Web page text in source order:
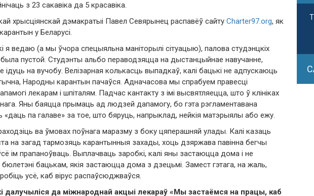
з 23 сакавіка да 5 красавіка.
хрысціянскай дэмакратыі Павел Севярынец распавёў сайту Charter97.org, як
у Беларусі.
я ведаю (а мы ўчора спецыяльна маніторылі сітуацыю), палова студэнцкіх
пустой. Студэнты альбо пераводзяцца на дыстанцыйнае навучанне,
ідуць на вучобу. Велізарная колькасць выпадкаў, калі бацькі не адпускаюць
Народны карантын пачаўся. Адначасова мы спрабуем правесці
лекарам і шпіталям. Падчас кантакту з імі высвятляецца, што ў клініках
Яны баяцца прымаць ад людзей дапамогу, бо гэта рэгламентавана
«даць па галаве» за тое, што бяруць, напрыклад, нейкія матэрыялы або ежу.
ва ўмовах поўнага маразму з боку цяперашняй улады. Калі казаць
на загад тармозяць карантынныя захады, хоць дзяржава павінна бегчы
ім прапаноўваць. Выплачваць заробкі, калі яны застаюцца дома і не
бацькам, якія застаюцца дома з дзецьмі. Замест гэтага, на жаль,
усё, каб вірус распаўсюджваўся.
далучыліся да міжнароднай акцыі лекараў «Мы застаёмся на працы, каб